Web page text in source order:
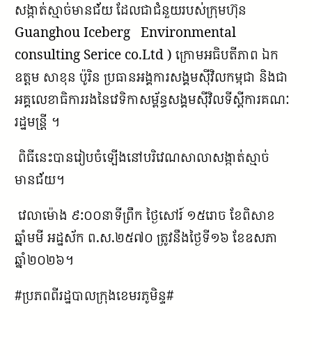
សង្កាត់ស្មាច់មានជ័យ ដែលជាជំនួយរបស់ក្រុមហ៊ុន
Guanghou Iceberg Environmental
consulting Serice co.Ltd ) ក្រោមអធិបតីភាព ឯក
ឧត្តម សាខុន ប៉ូរិន ប្រធានអង្គការសង្គមស៊ីវិលកម្ពុជា និងជា
អគ្គលេខាធិការរងនៃវេទិកាសម្ព័ន្ធសង្គមស៊ីវិលទីស្ដីការគណៈ
រដ្ឋមន្ត្រី ។
ពិធីនេះបានរៀបចំឡើងនៅបរិវេណសាលាសង្កាត់ស្មាច់
មានជ័យ។
វេលាម៉ោង ៩:០០នាទីព្រឹក ថ្ងៃសៅរ៍ ១៥រោច ខែពិសាខ
ឆ្នាំមមី អដ្ឋស័ក ព.ស.២៥៧០ ត្រូវនឹងថ្ងៃទី១៦ ខែឧសភា
ឆ្នាំ២០២៦។
#ប្រភពពីរដ្ឋបាលក្រុងខេមរភូមិន្ទ#